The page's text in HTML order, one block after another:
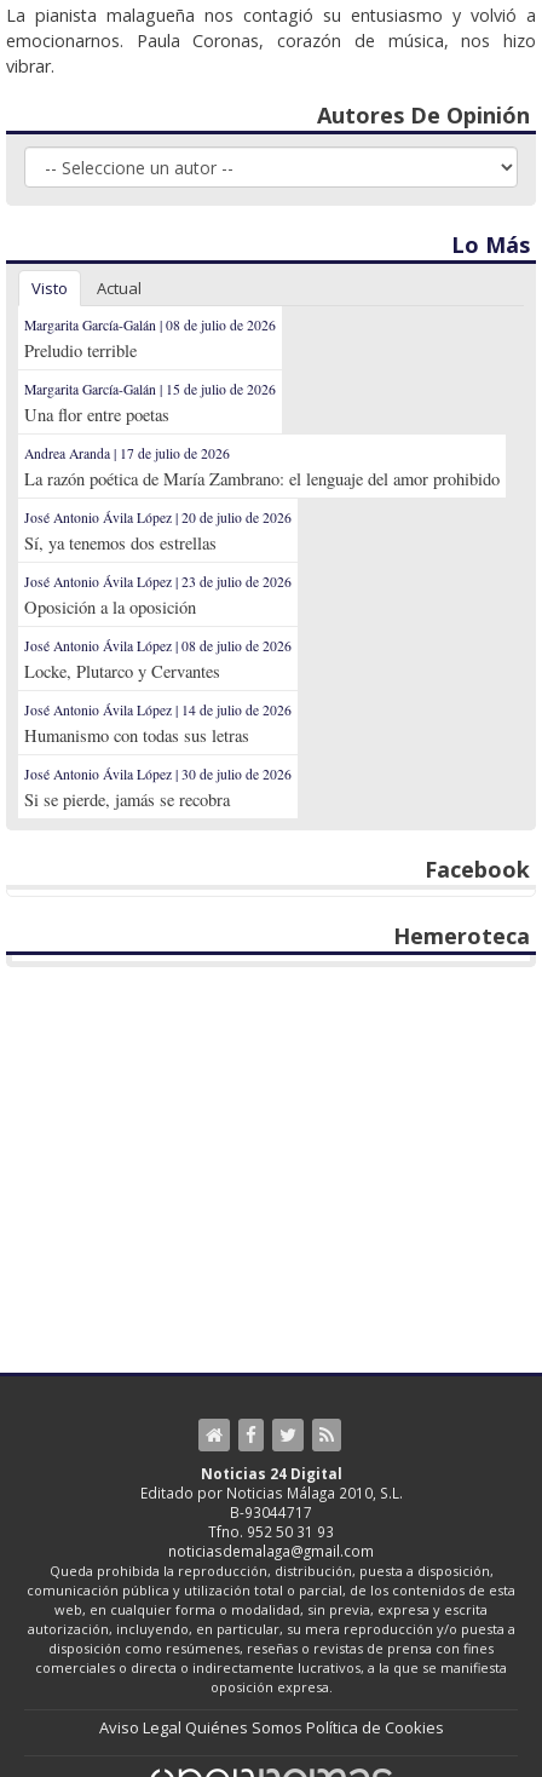
La pianista malagueña nos contagió su entusiasmo y volvió a
emocionarnos. Paula Coronas, corazón de música, nos hizo
vibrar.
Autores De Opinión
Lo Más
Visto Actual
Margarita García-Galán | 08 de julio de 2026
Preludio terrible
Margarita García-Galán | 15 de julio de 2026
Una flor entre poetas
Andrea Aranda | 17 de julio de 2026
La razón poética de María Zambrano: el lenguaje del amor prohibido
José Antonio Ávila López | 20 de julio de 2026
Sí, ya tenemos dos estrellas
José Antonio Ávila López | 23 de julio de 2026
Oposición a la oposición
José Antonio Ávila López | 08 de julio de 2026
Locke, Plutarco y Cervantes
José Antonio Ávila López | 14 de julio de 2026
Humanismo con todas sus letras
José Antonio Ávila López | 30 de julio de 2026
Si se pierde, jamás se recobra
Facebook
Hemeroteca
Noticias 24 Digital
Editado por Noticias Málaga 2010, S.L.
B-93044717
Tfno. 952 50 31 93
noticiasdemalaga@gmail.com
Queda prohibida la reproducción, distribución, puesta a disposición,
comunicación pública y utilización total o parcial, de los contenidos de esta
web, en cualquier forma o modalidad, sin previa, expresa y escrita
autorización, incluyendo, en particular, su mera reproducción y/o puesta a
disposición como resúmenes, reseñas o revistas de prensa con fines
comerciales o directa o indirectamente lucrativos, a la que se manifiesta
oposición expresa.
Aviso Legal Quiénes Somos Política de Cookies